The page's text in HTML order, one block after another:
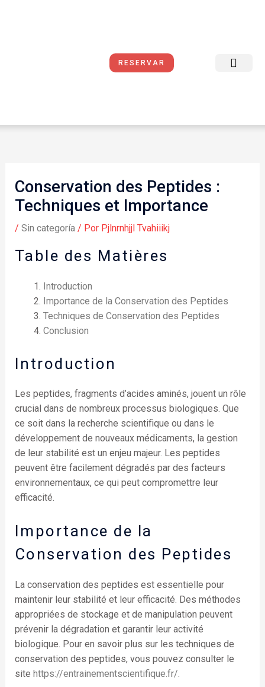
RESERVAR
Conservation des Peptides :
Techniques et Importance
/ Sin categoría/ Por Pjlnrnhjjl Tvahiiikj
Table des Matières
Introduction
Importance de la Conservation des Peptides
Techniques de Conservation des Peptides
Conclusion
Introduction
Les peptides, fragments d’acides aminés, jouent un rôle
crucial dans de nombreux processus biologiques. Que
ce soit dans la recherche scientifique ou dans le
développement de nouveaux médicaments, la gestion
de leur stabilité est un enjeu majeur. Les peptides
peuvent être facilement dégradés par des facteurs
environnementaux, ce qui peut compromettre leur
efficacité.
Importance de la
Conservation des Peptides
La conservation des peptides est essentielle pour
maintenir leur stabilité et leur efficacité. Des méthodes
appropriées de stockage et de manipulation peuvent
prévenir la dégradation et garantir leur activité
biologique. Pour en savoir plus sur les techniques de
conservation des peptides, vous pouvez consulter le
site https://entrainementscientifique.fr/